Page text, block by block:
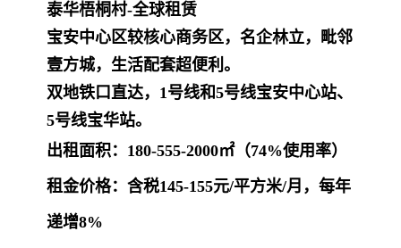
泰华梧桐村-全球租赁
宝安中心区较核心商务区，名企林立，毗邻
壹方城，生活配套超便利。
双地铁口直达，1号线和5号线宝安中心站、
5号线宝华站。
出租面积：180-555-2000㎡（74%使用率）
租金价格： 含税145-155元/平方米/月，每年
递增8%